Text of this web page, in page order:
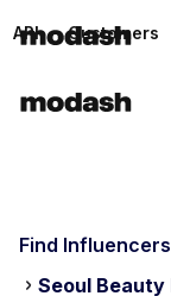
API Customers
Find Influencers
Seoul